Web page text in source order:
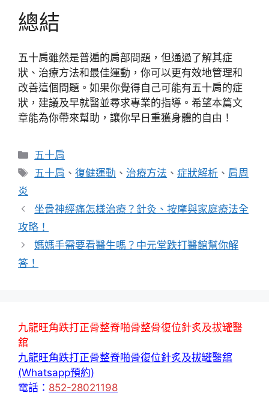
總結
五十肩雖然是普遍的肩部問題，但通過了解其症
狀、治療方法和最佳運動，你可以更有效地管理和
改善這個問題。如果你覺得自己可能有五十肩的症
狀，建議及早就醫並尋求專業的指導。希望本篇文
章能為你帶來幫助，讓你早日重獲身體的自由！
分
類
五十肩
標
五十肩 、復健運動 、 治療方法 、症狀解析 、 肩周
炎
坐骨神經痛怎樣治療？針灸、按摩與家庭療法全
攻略！
媽媽手需要看醫生嗎？中元堂跌打醫館幫你解
答！
九龍旺角跌打正骨整脊啪骨整骨復位針炙及拔罐醫
舘
九龍旺角跌打正骨整脊啪骨復位針炙及拔罐醫舘
(Whatsapp預約)
電話： 852-28021198